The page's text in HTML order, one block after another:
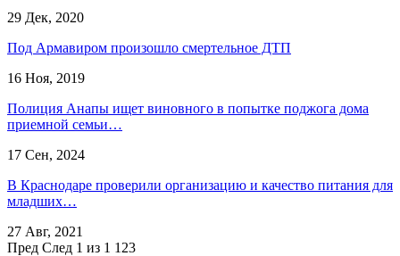
29 Дек, 2020
Под Армавиром произошло смертельное ДТП
16 Ноя, 2019
Полиция Анапы ищет виновного в попытке поджога дома
приемной семьи…
17 Сен, 2024
В Краснодаре проверили организацию и качество питания для
младших…
27 Авг, 2021
Пред След 1 из 1 123